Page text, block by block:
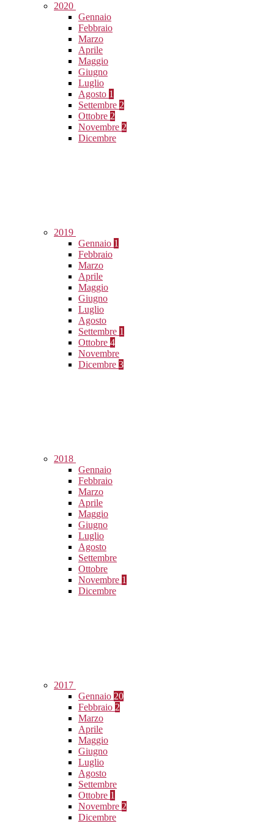
2020
Gennaio
Febbraio
Marzo
Aprile
Maggio
Giugno
Luglio
Agosto 1
Settembre 2
Ottobre 2
Novembre 2
Dicembre
2019
Gennaio 1
Febbraio
Marzo
Aprile
Maggio
Giugno
Luglio
Agosto
Settembre 1
Ottobre 4
Novembre
Dicembre 3
2018
Gennaio
Febbraio
Marzo
Aprile
Maggio
Giugno
Luglio
Agosto
Settembre
Ottobre
Novembre 1
Dicembre
2017
Gennaio 20
Febbraio 2
Marzo
Aprile
Maggio
Giugno
Luglio
Agosto
Settembre
Ottobre 1
Novembre 2
Dicembre